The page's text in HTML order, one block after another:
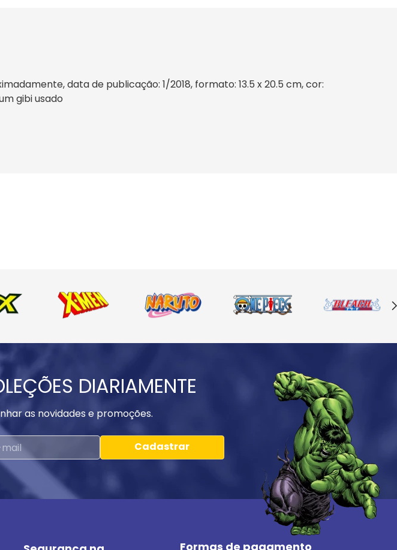
data de publicação: 1/2018, formato: 13.5 x 20.5 cm, cor:
gibi usado
DIARIAMENTE
as novidades e promoções.
Cadastrar
Formas de pagamento